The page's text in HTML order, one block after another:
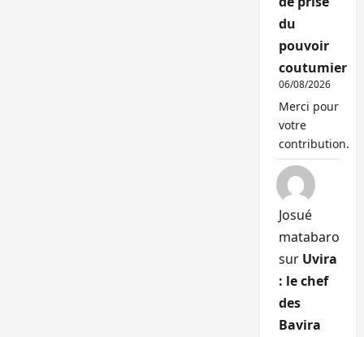
du
pouvoir
coutumier
06/08/2026
Merci pour
votre
contribution.
Josué
matabaro
sur Uvira
: le chef
des
Bavira